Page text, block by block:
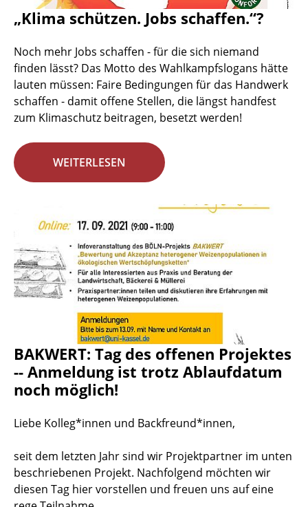
„Klima schützen. Jobs schaffen.“?
Noch mehr Jobs schaffen - für die sich niemand
finden lässt? Das Motto des Wahlkampfslogans hätte
lauten müssen: Faire Bedingungen für das Handwerk
schaffen - damit offene Stellen, die längst handfest
zum Klimaschutz beitragen, besetzt werden!
WEITERLESEN
BAKWERT: Tag des offenen Projektes
-- Anmeldung ist trotz Ablaufdatum
noch möglich!
Liebe Kolleg*innen und Backfreund*innen,
seit dem letzten Jahr sind wir Projektpartner im unten
beschriebenen Projekt. Nachfolgend möchten wir
diesen Tag hier vorstellen und freuen uns auf eine